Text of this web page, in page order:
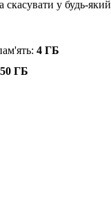
у будь-який
4 ГБ
50 ГБ